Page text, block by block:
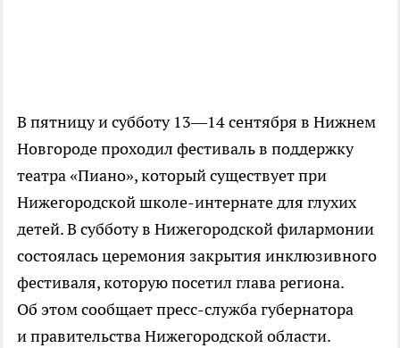
В пятницу и субботу 13—14 сентября в Нижнем
Новгороде проходил фестиваль в поддержку
театра «Пиано», который существует при
Нижегородской школе-интернате для глухих
детей. В субботу в Нижегородской филармонии
состоялась церемония закрытия инклюзивного
фестиваля, которую посетил глава региона.
Об этом сообщает пресс-служба губернатора
и правительства Нижегородской области.